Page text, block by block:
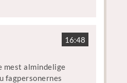
og brobygning på
Lars
Czerny
16:48
mest almindelige
fagpersonernes